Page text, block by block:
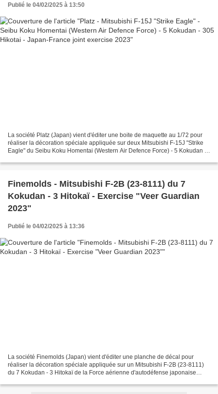
Publié le 04/02/2025 à 13:50
La société Platz (Japan) vient d'éditer une boite de maquette au 1/72 pour
réaliser la décoration spéciale appliquée sur deux Mitsubishi F-15J "Strike
Eagle" du Seibu Koku Homentai (Western Air Defence Force) - 5 Kokudan -
Finemolds - Mitsubishi F-2B (23-8111) du 7
Kokudan - 3 Hitokaï - Exercise "Veer Guardian
2023"
Publié le 04/02/2025 à 13:36
La société Finemolds (Japan) vient d'éditer une planche de décal pour
réaliser la décoration spéciale appliquée sur un Mitsubishi F-2B (23-8111)
du 7 Kokudan - 3 Hitokaï de la Force aérienne d'autodéfense japonaise